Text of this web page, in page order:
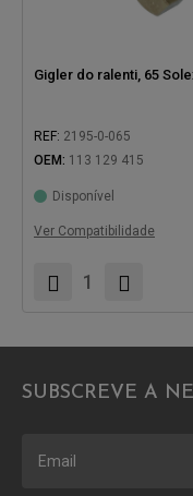
Gigler do ralenti, 65
REF: 2195-0-065
OEM: 113 129 415
Disponível
Ver Compatibilidade
SUBSCREVE A